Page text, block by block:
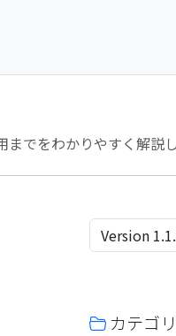
でをわかりやすく解説し
カテゴ